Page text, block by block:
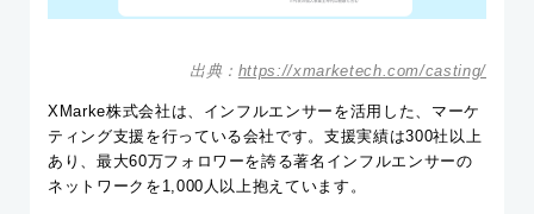
出典： https://xmarketech.com/casting/
XMarke株式会社は、インフルエンサーを活用した、マーケ
ティング支援を行っている会社です。支援実績は300社以上
あり、最大60万フォロワーを誇る著名インフルエンサーの
ネットワークを1,000人以上抱えています。